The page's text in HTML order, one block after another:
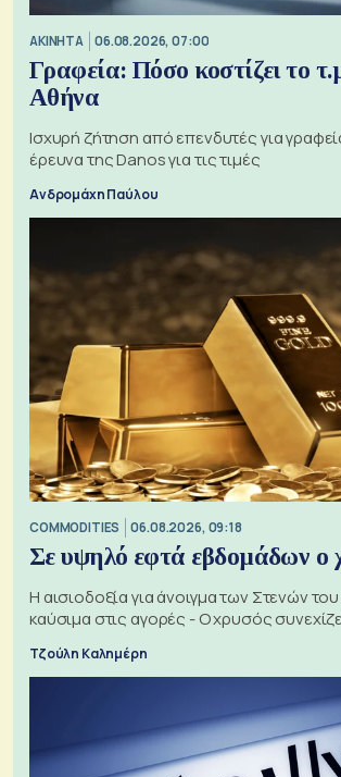
ΑΚΙΝΗΤΑ 06.08.2026, 07:00
Γραφεία: Πόσο κοστίζει το
Αθήνα
Ισχυρή ζήτηση από επενδυτές για
έρευνα της Danos για τις τιμές
Ανδρομάχη Παύλου
COMMODITIES 06.08.2026, 09:18
Σε υψηλό εφτά εβδομάδων ο
Η αισιοδοξία για άνοιγμα των Στενών
καύσιμα στις αγορές - Ο χρυσός
Τζούλη Καλημέρη